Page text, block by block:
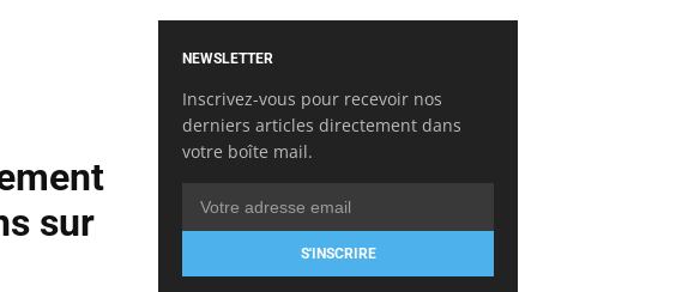
sur
NEWSLETTER
Inscrivez-vous pour recevoir nos
derniers articles directement dans
votre boîte mail.
S'INSCRIRE